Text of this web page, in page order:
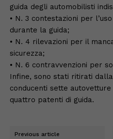
guida degli automobilisti
• N. 3 contestazioni per
durante la guida;
• N. 4 rilevazioni per il
sicurezza;
• N. 6 contravvenzioni per
Infine, sono stati ritirati
conducenti sette
quattro patenti di guida.
Previous article